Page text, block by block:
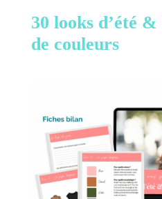
30 looks d’été &
de couleurs